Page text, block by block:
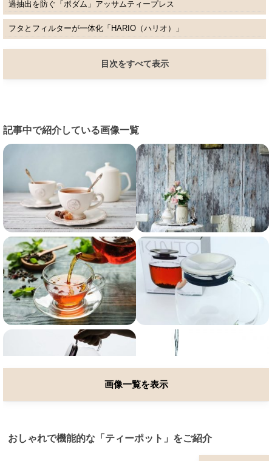
過抽出を防ぐ「ボダム」アッサムティープレス
フタとフィルターが一体化「HARIO（ハリオ）」
目次をすべて表示
記事中で紹介している画像一覧
画像一覧を表示
おしゃれで機能的な「ティーポット」をご紹介